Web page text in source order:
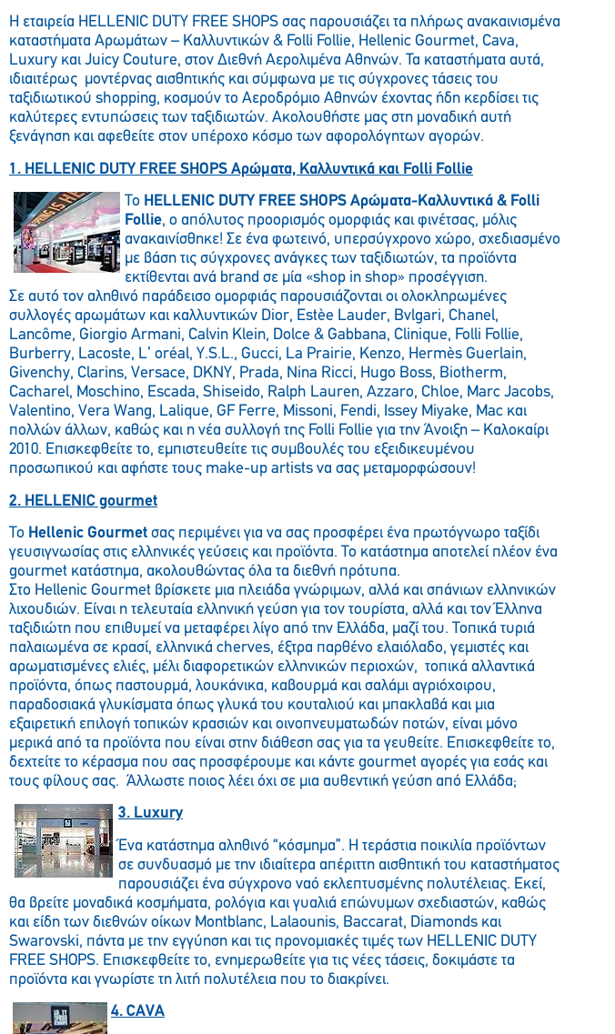
Η εταιρεία HELLENIC DUTY FREE SHOPS σας παρουσιάζει τα πλήρως ανακαινισμένα
καταστήματα Αρωμάτων – Καλλυντικών & Folli Follie, Hellenic Gourmet, Cava,
Luxury και Juicy Couture, στον Διεθνή Αερολιμένα Αθηνών. Τα καταστήματα αυτά,
ιδιαιτέρως μοντέρνας αισθητικής και σύμφωνα με τις σύγχρονες τάσεις του
ταξιδιωτικού shopping, κοσμούν το Αεροδρόμιο Αθηνών έχοντας ήδη κερδίσει τις
καλύτερες εντυπώσεις των ταξιδιωτών. Ακολουθήστε μας στη μοναδική αυτή
ξενάγηση και αφεθείτε στον υπέροχο κόσμο των αφορολόγητων αγορών.
1. HELLENIC DUTY FREE SHOPS Αρώματα, Καλλυντικά και Folli Follie
Το HELLENIC DUTY FREE SHOPS Αρώματα-Καλλυντικά & Folli
Follie, ο απόλυτος προορισμός ομορφιάς και φινέτσας, μόλις
ανακαινίσθηκε! Σε ένα φωτεινό, υπερσύγχρονο χώρο, σχεδιασμένο
με βάση τις σύγχρονες ανάγκες των ταξιδιωτών, τα προϊόντα
εκτίθενται ανά brand σε μία «shop in shop» προσέγγιση.
Σε αυτό τον αληθινό παράδεισο ομορφιάς παρουσιάζονται οι ολοκληρωμένες
συλλογές αρωμάτων και καλλυντικών Dior, Estèe Lauder, Bvlgari, Chanel,
Lancôme, Giorgio Armani, Calvin Κlein, Dolce & Gabbana, Clinique, Folli Follie,
Burberry, Lacoste, L’ oréal, Y.S.L., Gucci, La Prairie, Kenzo, Hermès Guerlain,
Givenchy, Clarins, Versace, DKNY, Prada, Nina Ricci, Hugo Boss, Biotherm,
Cacharel, Moschino, Escada, Shiseido, Ralph Lauren, Azzaro, Chloe, Marc Jacobs,
Valentino, Vera Wang, Lalique, GF Ferre, Missoni, Fendi, Issey Miyake, Mac και
πολλών άλλων, καθώς και η νέα συλλογή της Folli Follie για την Άνοιξη – Καλοκαίρι
2010. Επισκεφθείτε το, εμπιστευθείτε τις συμβουλές του εξειδικευμένου
προσωπικού και αφήστε τους make-up artists να σας μεταμορφώσουν!
2. HELLENIC gourmet
Το Hellenic Gourmet σας περιμένει για να σας προσφέρει ένα πρωτόγνωρο ταξίδι
γευσιγνωσίας στις ελληνικές γεύσεις και προϊόντα. Το κατάστημα αποτελεί πλέον ένα
gourmet κατάστημα, ακολουθώντας όλα τα διεθνή πρότυπα.
Στο Hellenic Gourmet βρίσκετε μια πλειάδα γνώριμων, αλλά και σπάνιων ελληνικών
λιχουδιών. Είναι η τελευταία ελληνική γεύση για τον τουρίστα, αλλά και τον Έλληνα
ταξιδιώτη που επιθυμεί να μεταφέρει λίγο από την Ελλάδα, μαζί του. Τοπικά τυριά
παλαιωμένα σε κρασί, ελληνικά cherves, έξτρα παρθένο ελαιόλαδο, γεμιστές και
αρωματισμένες ελιές, μέλι διαφορετικών ελληνικών περιοχών, τοπικά αλλαντικά
προϊόντα, όπως παστουρμά, λουκάνικα, καβουρμά και σαλάμι αγριόχοιρου,
παραδοσιακά γλυκίσματα όπως γλυκά του κουταλιού και μπακλαβά και μια
εξαιρετική επιλογή τοπικών κρασιών και οινοπνευματωδών ποτών, είναι μόνο
μερικά από τα προϊόντα που είναι στην διάθεση σας για τα γευθείτε. Επισκεφθείτε το,
δεχτείτε το κέρασμα που σας προσφέρουμε και κάντε gourmet αγορές για εσάς και
τους φίλους σας. Άλλωστε ποιος λέει όχι σε μια αυθεντική γεύση από Ελλάδα;
3. Luxury
Ένα κατάστημα αληθινό “κόσμημα”. Η τεράστια ποικιλία προϊόντων
σε συνδυασμό με την ιδιαίτερα απέριττη αισθητική του καταστήματος
παρουσιάζει ένα σύγχρονο ναό εκλεπτυσμένης πολυτέλειας. Εκεί,
θα βρείτε μοναδικά κοσμήματα, ρολόγια και γυαλιά επώνυμων σχεδιαστών, καθώς
και είδη των διεθνών οίκων Montblanc, Lalaounis, Baccarat, Diamonds και
Swarovski, πάντα με την εγγύηση και τις προνομιακές τιμές των HELLENIC DUTY
FREE SHOPS. Επισκεφθείτε το, ενημερωθείτε για τις νέες τάσεις, δοκιμάστε τα
προϊόντα και γνωρίστε τη λιτή πολυτέλεια που το διακρίνει.
4. CAVA